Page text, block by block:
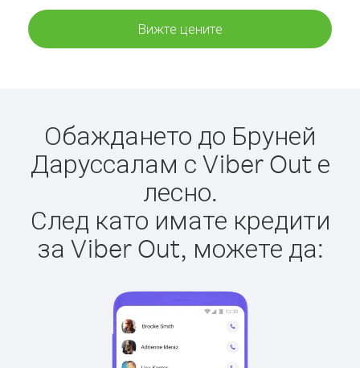
Вижте цените
Обаждането до Бруней
Даруссалам с Viber Out е
лесно.
След като имате кредити
за Viber Out, можете да: